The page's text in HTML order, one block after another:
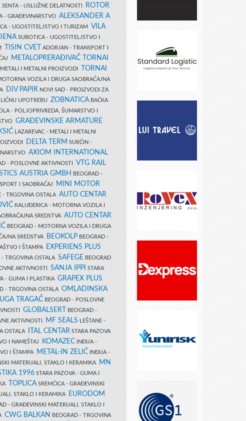
SENTA - USLUŽNE DELATNOSTI ROTOR
- GRAĐEVINARSTVO ALEKSANDER A
- UGOSTITELJSTVO I TURIZAM VILA
SUBOTICA - UGOSTITELJSTVO I
TISIN CVET
ADORJAN - TRANSPORT I
METALOPRERAĐIVAČ TORNAI
I METALNI PROIZVODI TORNAI
VOZILA I DRUGA SAOBRAĆAJNA
DIV PAPIR NOVI SAD - PROIZVODI ZA
UPOTREBU ZOBNATICA BAČKA
- POLJOPRIVREDA, ŠUMARSTVO I
GRAĐEVINSKE ARMATURE
LAZAREVAC - METALI I METALNI
DELTA TERM SURČIN -
AXIOM INTERNATIONAL
- POSLOVNE AKTIVNOSTI VTG RAIL
AUSTRIA GMBH
BEOGRAD -
I SAOBRAĆAJ
MINI MOTOR
- TRGOVINA OSTALA AUTO CENTAR
KALUĐERICA - MOTORNA VOZILA I
SREDSTVA AUTO CENTAR
BEOGRAD - MOTORNA VOZILA I DRUGA
SREDSTVA
BEOKOLPBEOGRAD -
I ŠTAMPA
EXPERIENS PLUS
- TRGOVINA OSTALA SAFEGE BEOGRAD
AKTIVNOSTI SANJA IPPI
STARA
- GUMA I PLASTIKA GRAPEX PLUS
- TRGOVINA OSTALA OMLADINSKA
TRAGAČBEOGRAD - POSLOVNE
GLOBALSERT
BEOGRAD -
AKTIVNOSTI
MF SEALS LEŠTANE -
OSTALA
ITAL CENTAR STARA PAZOVA
I NAMEŠTAJ
KOMAZEC INĐIJA -
I ŠTAMPA
METAL-IN ZELIĆ INĐIJA -
MATERIJALI, STAKLO I KERAMIKA
MN
1996 STARA PAZOVA - GUMA I
TOPLICA SREMČICA - GRAĐEVINSKI
STAKLO I KERAMIKA
EURODOM
- GRAĐEVINSKI MATERIJALI, STAKLO I
CWG BALKAN
BEOGRAD - TRGOVINA